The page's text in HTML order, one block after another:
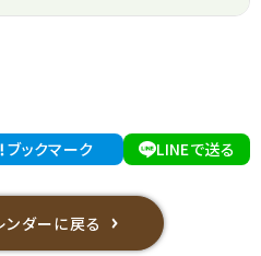
ブックマーク LINEで送る
ンダーに戻る